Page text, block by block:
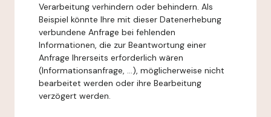
Verarbeitung verhindern oder behindern. Als
Beispiel könnte Ihre mit dieser Datenerhebung
verbundene Anfrage bei fehlenden
Informationen, die zur Beantwortung einer
Anfrage Ihrerseits erforderlich wären
(Informationsanfrage, ...), möglicherweise nicht
bearbeitet werden oder ihre Bearbeitung
verzögert werden.